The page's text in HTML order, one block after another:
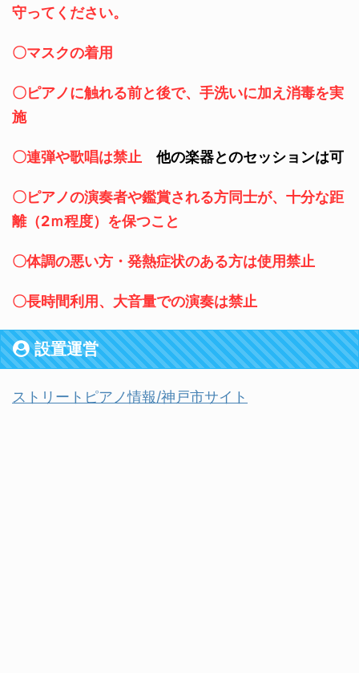
守ってください。
〇マスクの着用
〇ピアノに触れる前と後で、手洗いに加え消毒を実
施
〇連弾や歌唱は禁止 他の楽器とのセッションは可
〇ピアノの演奏者や鑑賞される方同士が、十分な距
離（2ｍ程度）を保つこと
〇体調の悪い方・発熱症状のある方は使用禁止
〇長時間利用、大音量での演奏は禁止
設置運営
ストリートピアノ情報/神戸市サイト